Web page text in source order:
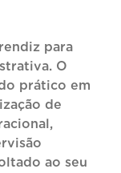
para
O
prático em
de
ao seu